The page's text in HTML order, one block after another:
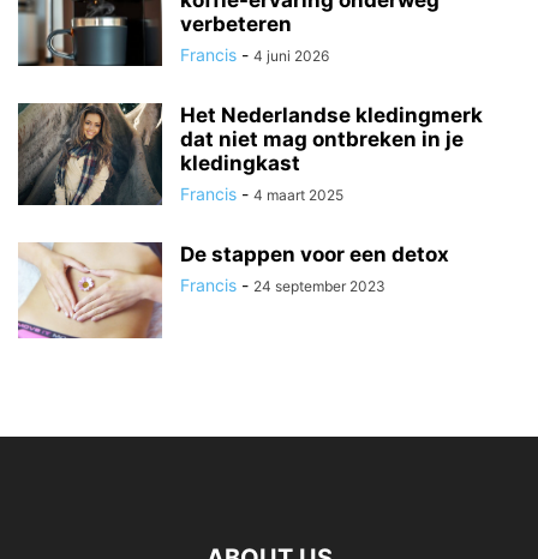
verbeteren
Francis - 4 juni 2026
Het Nederlandse kledingmerk
dat niet mag ontbreken in je
kledingkast
Francis - 4 maart 2025
De stappen voor een detox
Francis - 24 september 2023